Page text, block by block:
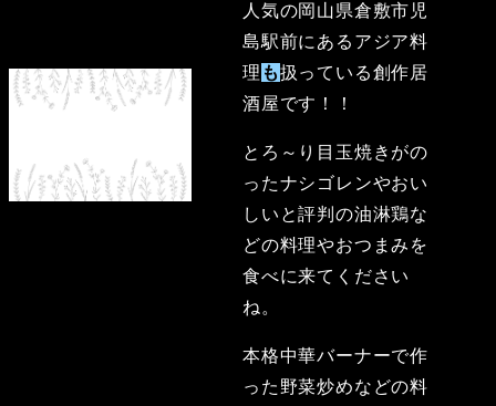
人気の岡山県倉敷市児
島駅前にあるアジア料
理 も扱っている創作居
酒屋です！！
とろ～り目玉焼きがの
ったナシゴレンやおい
しいと評判の油淋鶏な
どの料理やおつまみを
食べに来てください
ね。
本格中華バーナーで作
った野菜炒めなどの料